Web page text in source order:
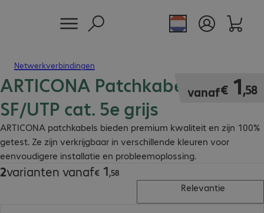
Netwerkverbindingen
ARTICONA Patchkabel RJ45
SF/UTP cat. 5e grijs
ARTICONA patchkabels bieden premium kwaliteit en zijn 100%
getest. Ze zijn verkrijgbaar in verschillende kleuren voor
eenvoudigere installatie en probleemoplossing.
vanaf€ 1,58
€ 1,58
2varianten vanaf€ 1,58
€ 1,58
Relevantie